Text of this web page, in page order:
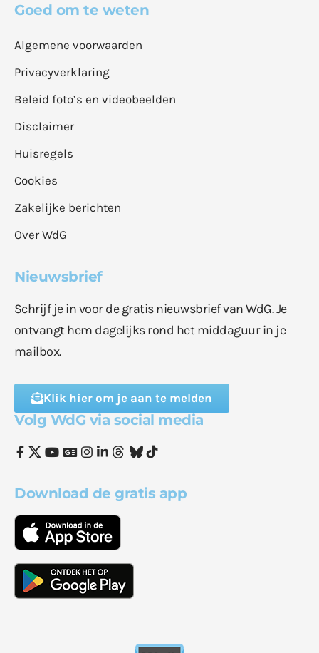
Goed om te weten
Algemene voorwaarden
Privacyverklaring
Beleid foto’s en videobeelden
Disclaimer
Huisregels
Cookies
Zakelijke berichten
Over WdG
Nieuwsbrief
Schrijf je in voor de gratis nieuwsbrief van WdG. Je
ontvangt hem dagelijks rond het middaguur in je
mailbox.
Klik hier om je aan te melden
Volg WdG via social media
Download de gratis app